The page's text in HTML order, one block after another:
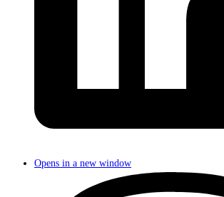
Opens in a new window